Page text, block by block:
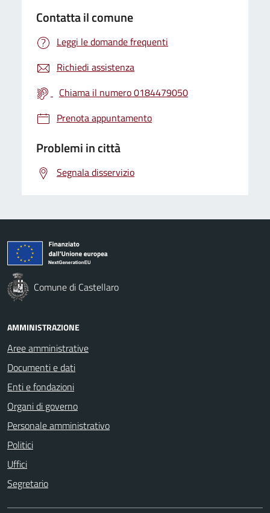
Contatta il comune
Leggi le domande frequenti
Richiedi assistenza
Chiama il numero 0184479050
Prenota appuntamento
Problemi in città
Segnala disservizio
Comune di Castellaro
AMMINISTRAZIONE
Aree amministrative
Documenti e dati
Enti e fondazioni
Organi di governo
Personale amministrativo
Politici
Uffici
Segretario